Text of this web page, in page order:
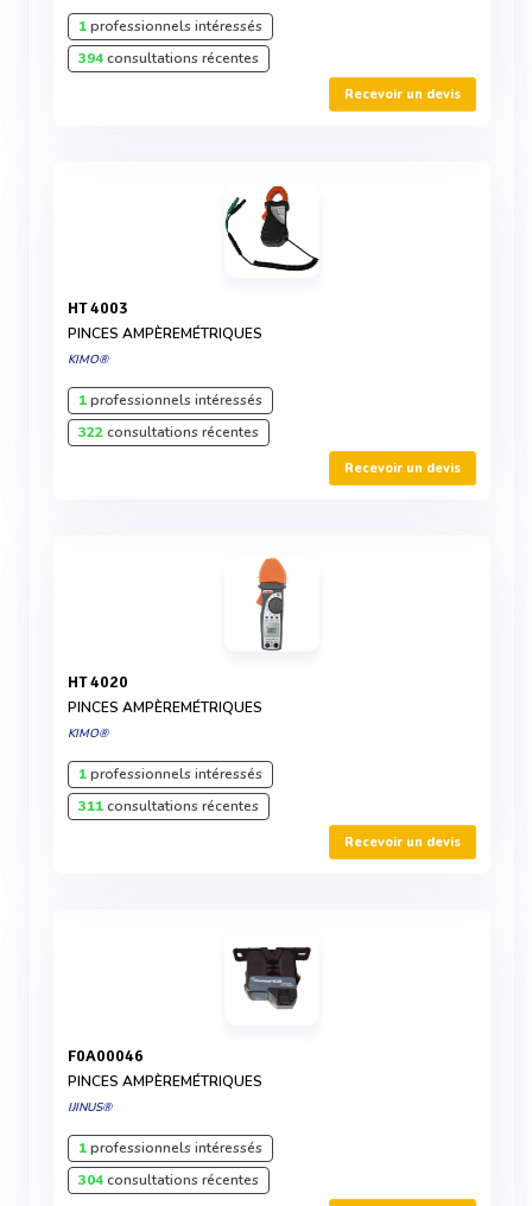
1professionnels intéressés
394consultations récentes
Recevoir un devis
HT 4003
PINCES AMPÈREMÉTRIQUES
KIMO®
1professionnels intéressés
322consultations récentes
Recevoir un devis
HT 4020
PINCES AMPÈREMÉTRIQUES
KIMO®
1professionnels intéressés
311consultations récentes
Recevoir un devis
F0A00046
PINCES AMPÈREMÉTRIQUES
IJINUS®
1professionnels intéressés
304consultations récentes